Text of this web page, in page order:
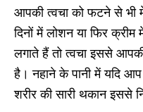
आपकी त्वचा को फटने से भी
दिनों में लोशन या फिर
लगाते हैं तो त्वचा इससे
है। नहाने के पानी में यदि
शरीर की सारी थकान इससे